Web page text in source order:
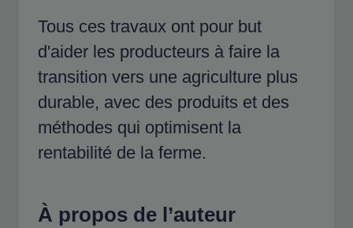
Tous ces travaux ont pour but
d'aider les producteurs à faire la
transition vers une agriculture plus
durable, avec des produits et des
méthodes qui optimisent la
rentabilité de la ferme.
À propos de l’auteur